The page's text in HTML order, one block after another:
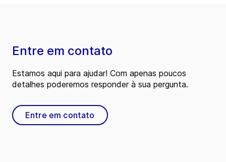
Entre em contato
Estamos aqui para ajudar! Com apenas poucos
detalhes poderemos responder à sua pergunta.
Entre em contato